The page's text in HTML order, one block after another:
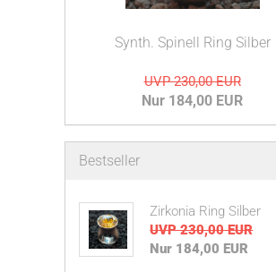
Synth. Spinell Ring Silber
UVP 230,00 EUR
Nur 184,00 EUR
Bestseller
Zirkonia Ring Silber
UVP 230,00 EUR
Nur 184,00 EUR